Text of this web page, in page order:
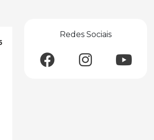
Redes Sociais